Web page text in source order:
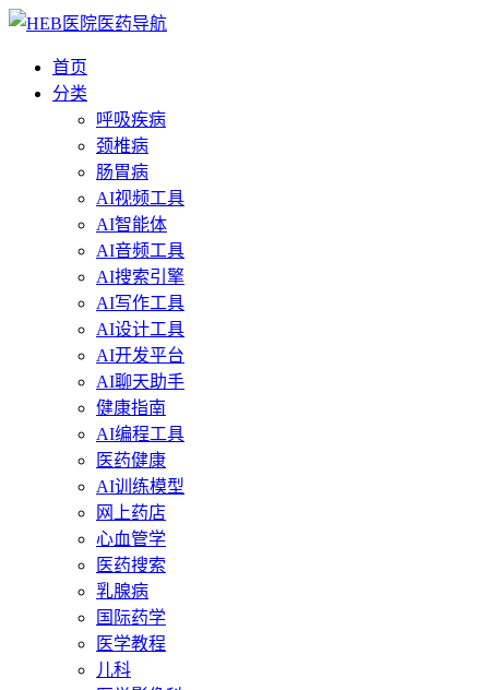
首页
分类
呼吸疾病
颈椎病
肠胃病
AI视频工具
AI智能体
AI音频工具
AI搜索引擎
AI写作工具
AI设计工具
AI开发平台
AI聊天助手
健康指南
AI编程工具
医药健康
AI训练模型
网上药店
心血管学
医药搜索
乳腺病
国际药学
医学教程
儿科